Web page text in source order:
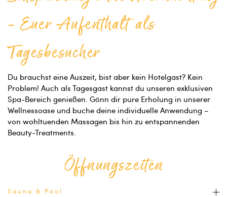
- Euer Aufenthalt als
Tagesbesucher
Du brauchst eine Auszeit, bist aber kein Hotelgast? Kein
Problem! Auch als Tagesgast kannst du unseren exklusiven
Spa-Bereich genießen. Gönn dir pure Erholung in unserer
Wellnessoase und buche deine individuelle Anwendung –
von wohltuenden Massagen bis hin zu entspannenden
Beauty-Treatments.
Öffnungszeiten
Sauna & Pool